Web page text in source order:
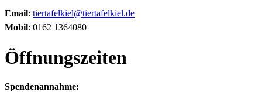
Email: tiertafelkiel@tiertafelkiel.de
Mobil: 0162 1364080
Öffnungszeiten
Spendenannahme: